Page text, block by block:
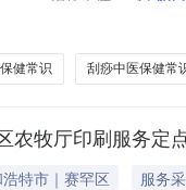
健常识 刮痧中医保健常
农牧厅印刷服务定
特市｜赛罕区
服务